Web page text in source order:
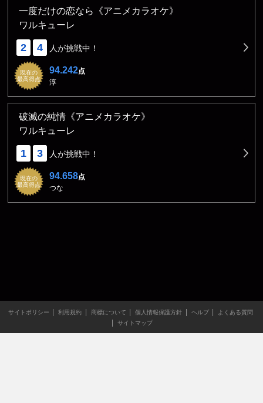
一度だけの恋なら《アニメカラオケ》
ワルキューレ
2 4 人が挑戦中！
現在の
最高得点
94.242点
淳
破滅の純情《アニメカラオケ》
ワルキューレ
1 3 人が挑戦中！
現在の
最高得点
94.658点
つな
サイトポリシー 利用規約 商標について 個人情報保護方針 ヘルプ
よくある質問
サイトマップ